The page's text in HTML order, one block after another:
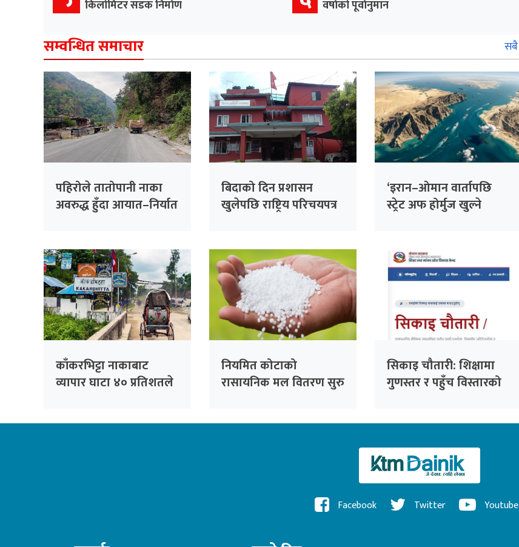
किलोमिटर सडक निर्माण
वर्षाको पूर्वानुमान
सम्वन्धित समाचार सबै
पहिरोले तातोपानी नाका
अवरुद्ध हुँदा आयात–निर्यात
बिदाको दिन प्रशासन
खुलेपछि राष्ट्रिय परिचयपत्र
‘इरान–ओमान वार्तापछि
स्ट्रेट अफ होर्मुज खुल्ने
काँकरभिट्टा नाकाबाट
व्यापार घाटा ४० प्रतिशतले
नियमित कोटाको
रासायनिक मल वितरण सुरु
सिकाइ चौतारी: शिक्षामा
गुणस्तर र पहुँच विस्तारको
Facebook Twitter Youtube